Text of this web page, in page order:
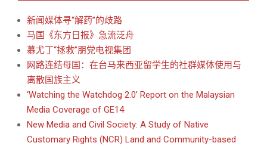
新闻媒体寻“解药”的歧路
马国《东方日报》急流泛舟
慕尤丁“拯救”朋党电视集团
网路连结母国：在台马来西亚留学生的社群媒体使用与
离散国族主义
‘Watching the Watchdog 2.0’ Report on the Malaysian
Media Coverage of GE14
New Media and Civil Society: A Study of Native
Customary Rights (NCR) Land and Community-based